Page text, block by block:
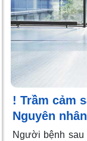
! Trầm cảm
Nguyên
Người bệnh sau